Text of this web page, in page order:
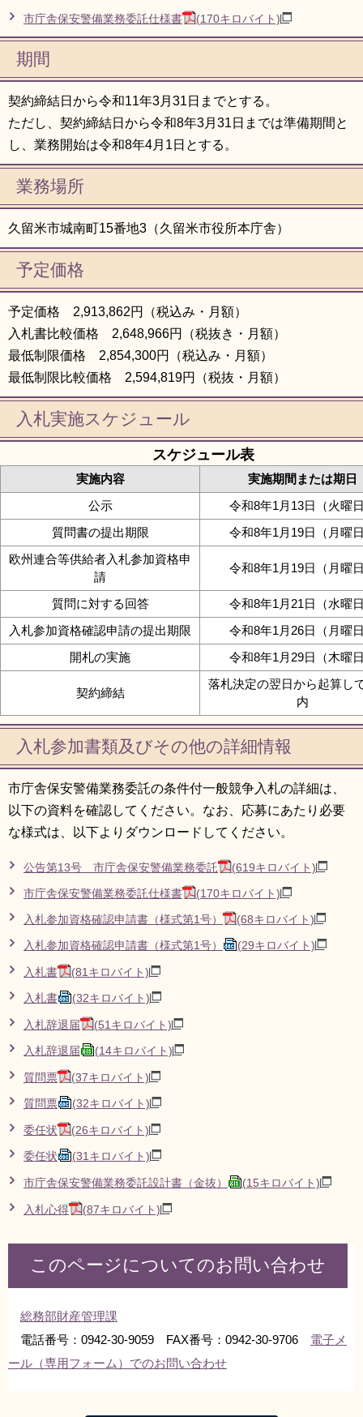
市庁舎保安警備業務委託仕様書 (170キロバイト)
期間
契約締結日から令和11年3月31日までとする。
ただし、契約締結日から令和8年3月31日までは準備期間と
し、業務開始は令和8年4月1日とする。
業務場所
久留米市城南町15番地3（久留米市役所本庁舎）
予定価格
予定価格 2,913,862円（税込み・月額）
入札書比較価格 2,648,966円（税抜き・月額）
最低制限価格 2,854,300円（税込み・月額）
最低制限比較価格 2,594,819円（税抜・月額）
入札実施スケジュール
スケジュール表
実施内容
実施期間または期日
公示
令和8年1月13日（火曜
質問書の提出期限
令和8年1月19日（月曜
欧州連合等供給者入札参加資格申
請
令和8年1月19日（月曜
質問に対する回答
令和8年1月21日（水曜
入札参加資格確認申請の提出期限
令和8年1月26日（月曜
開札の実施
令和8年1月29日（木曜
契約締結
落札決定の翌日から起算し
内
入札参加書類及びその他の詳細情報
市庁舎保安警備業務委託の条件付一般競争入札の詳細は、
以下の資料を確認してください。なお、応募にあたり必要
な様式は、以下よりダウンロードしてください。
公告第13号 市庁舎保安警備業務委託 (619キロバイト)
市庁舎保安警備業務委託仕様書 (170キロバイト)
入札参加資格確認申請書（様式第1号） (68キロバイト)
入札参加資格確認申請書（様式第1号） (29キロバイト)
入札書 (81キロバイト)
入札書 (32キロバイト)
入札辞退届 (51キロバイト)
入札辞退届 (14キロバイト)
質問票 (37キロバイト)
質問票 (32キロバイト)
委任状 (26キロバイト)
委任状 (31キロバイト)
市庁舎保安警備業務委託設計書（金抜） (15キロバイト)
入札心得 (87キロバイト)
このページについてのお問い合わせ
総務部財産管理課
電話番号：0942-30-9059 FAX番号：0942-30-9706 電子メ
ール（専用フォーム）でのお問い合わせ